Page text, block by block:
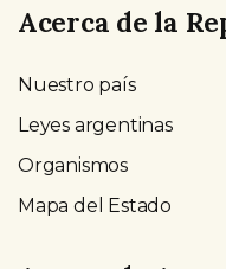
Acerca de la
Nuestro país
Leyes argentinas
Organismos
Mapa del Estado